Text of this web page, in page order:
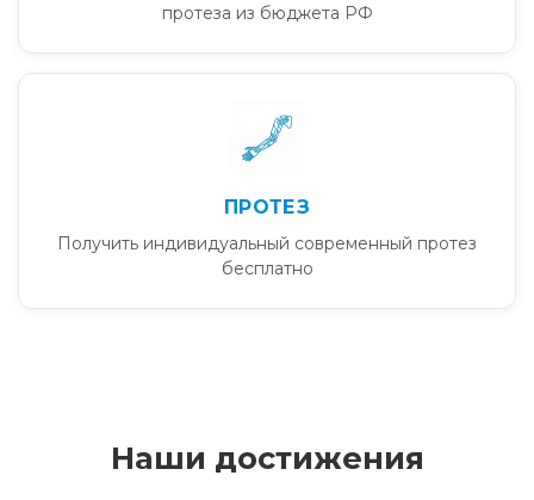
протеза из бюджета РФ
ПРОТЕЗ
Получить индивидуальный современный протез
бесплатно
Наши достижения